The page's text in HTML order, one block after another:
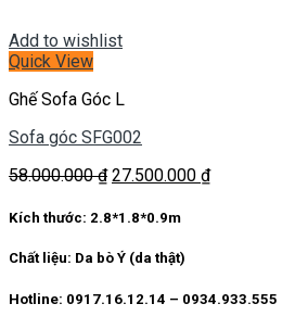
Add to wishlist
Quick View
Ghế Sofa Góc L
Sofa góc SFG002
58.000.000₫ Giá
là:
27.500.000 ₫Giá
Kích thước: 2.8*1.8*0.9m
Chất liệu: Da bò Ý (da thật)
Hotline: 0917.16.12.14 – 0934.933.555